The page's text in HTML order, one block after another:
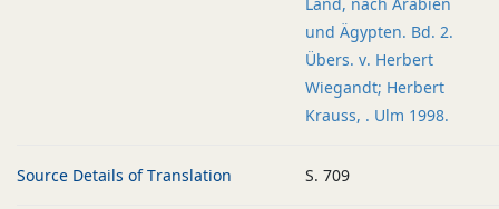
und Ägypten. Bd. 2.
Übers. v. Herbert
Wiegandt; Herbert
Krauss, . Ulm 1998.
Source Details of Translation S. 709